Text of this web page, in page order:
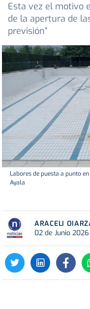
Esta vez el motivo
de la apertura de
previsión”
Labores de puesta a punto
Ayala
ARACELI
02 de Junio 2026